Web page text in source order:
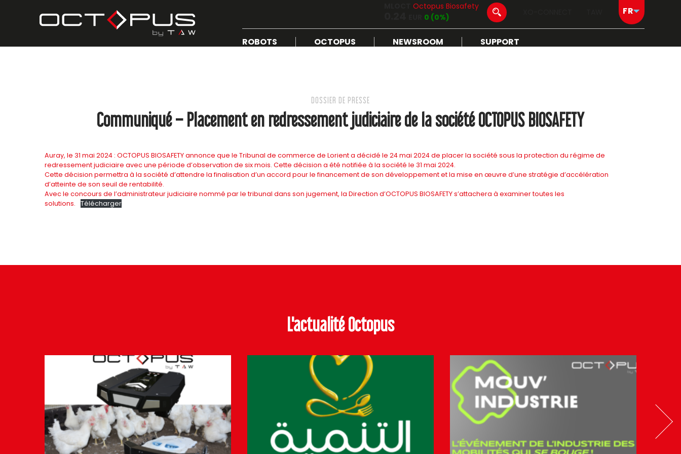
Octopus Biosafety
0 (0%)
ROBOTS OCTOPUS NEWSROOM SUPPORT
DOSSIER DE PRESSE
Communiqué – Placement en redressement judiciaire de la société OCTOPUS BIOSAFETY
Auray, le 31 mai 2024 : OCTOPUS BIOSAFETY annonce que le Tribunal de commerce de Lorient a décidé le 24 mai 2024 de placer la société sous la protection du régime de
redressement judiciaire avec une période d’observation de six mois. Cette décision a été notifiée à la société le 31 mai 2024.
Cette décision permettra à la société d’attendre la finalisation d’un accord pour le financement de son développement et la mise en œuvre d’une stratégie d’accélération
d’atteinte de son seuil de rentabilité.
Avec le concours de l’administrateur judiciaire nommé par le tribunal dans son jugement, la Direction d’OCTOPUS BIOSAFETY s’attachera à examiner toutes les
solutions.
Télécharger
L'actualité Octopus